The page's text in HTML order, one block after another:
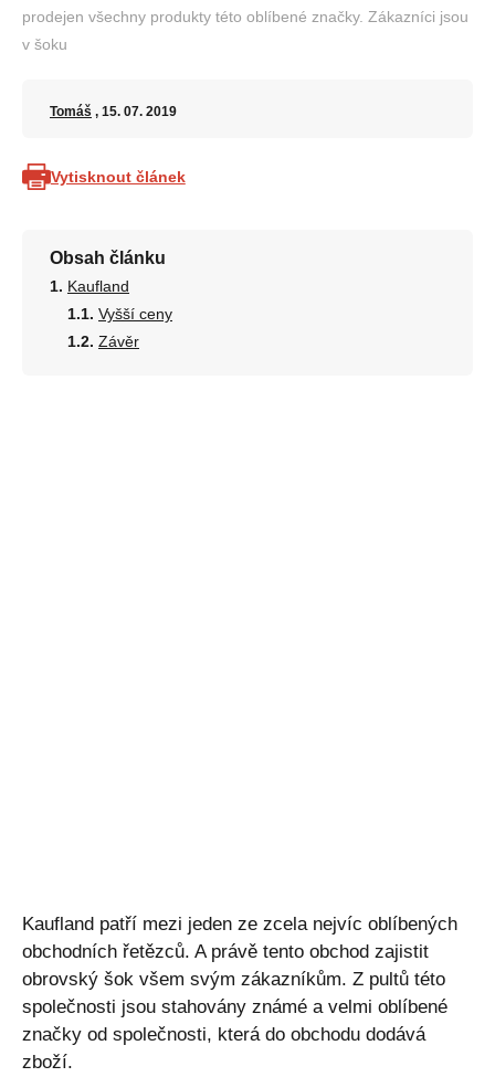
prodejen všechny produkty této oblíbené značky. Zákazníci jsou
v šoku
Tomáš , 15. 07. 2019
Vytisknout článek
Obsah článku
Kaufland
Vyšší ceny
Závěr
Kaufland patří mezi jeden ze zcela nejvíc oblíbených
obchodních řetězců. A právě tento obchod zajistit
obrovský šok všem svým zákazníkům. Z pultů této
společnosti jsou stahovány známé a velmi oblíbené
značky od společnosti, která do obchodu dodává
zboží.